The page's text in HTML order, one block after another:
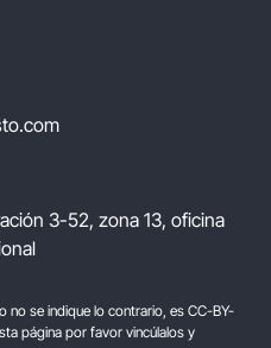
3-52, zona 13, oficina
no se indique lo contrario, es CC-BY-
página por favor vincúlalos y